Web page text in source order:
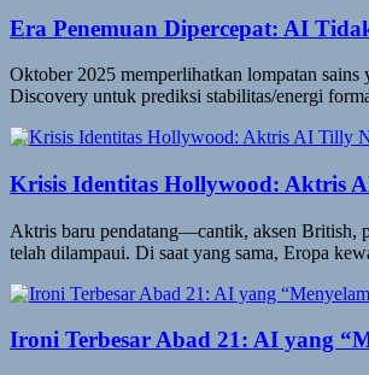
Era Penemuan Dipercepat: AI
Oktober 2025 memperlihatkan lompatan
Discovery untuk prediksi stabilitas/energi
Krisis Identitas Hollywood: Aktris
Aktris baru pendatang—cantik, aksen British,
telah dilampaui. Di saat yang sama, Eropa
Ironi Terbesar Abad 21: AI yang